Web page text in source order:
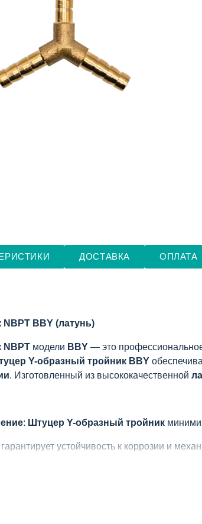
ДОСТАВКА ОПЛАТА
BBY (латунь)
NBPT модели BBY — это
Y-образный тройник BBY
. Изготовленный из высококачественной
: Штуцер Y-образный тройник
гарантирует устойчивость к коррозии и